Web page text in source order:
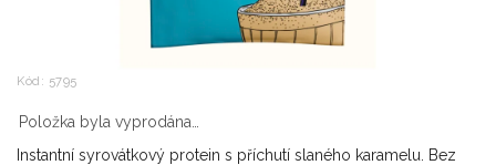
Kód: 5795
Položka byla vyprodána…
Instantní syrovátkový protein s příchutí slaného karamelu. Bez